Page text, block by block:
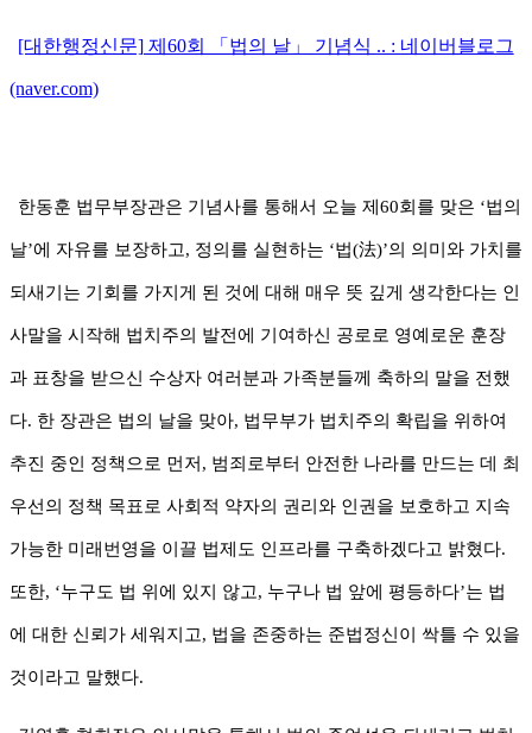
[대한행정신문] 제60회 「법의 날」 기념식 .. : 네이버블로그
(naver.com)
한동훈 법무부장관은 기념사를 통해서 오늘 제60회를 맞은 ‘법의
날’에 자유를 보장하고, 정의를 실현하는 ‘법(法)’의 의미와 가치를
되새기는 기회를 가지게 된 것에 대해 매우 뜻 깊게 생각한다는 인
사말을 시작해 법치주의 발전에 기여하신 공로로 영예로운 훈장
과 표창을 받으신 수상자 여러분과 가족분들께 축하의 말을 전했
다. 한 장관은 법의 날을 맞아, 법무부가 법치주의 확립을 위하여
추진 중인 정책으로 먼저, 범죄로부터 안전한 나라를 만드는 데 최
우선의 정책 목표로 사회적 약자의 권리와 인권을 보호하고 지속
가능한 미래번영을 이끌 법제도 인프라를 구축하겠다고 밝혔다.
또한, ‘누구도 법 위에 있지 않고, 누구나 법 앞에 평등하다’는 법
에 대한 신뢰가 세워지고, 법을 존중하는 준법정신이 싹틀 수 있을
것이라고 말했다.